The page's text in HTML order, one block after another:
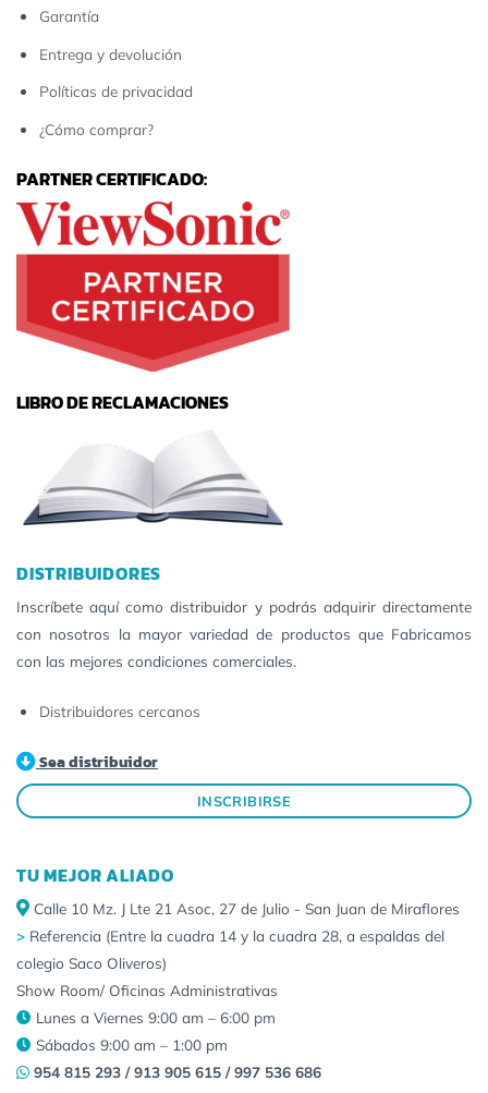
Garantía
Entrega y devolución
Políticas de privacidad
¿Cómo comprar?
PARTNER CERTIFICADO:
LIBRO DE RECLAMACIONES
DISTRIBUIDORES
Inscríbete aquí como distribuidor y podrás adquirir directamente
con nosotros la mayor variedad de productos que Fabricamos
con las mejores condiciones comerciales.
Distribuidores cercanos
Sea distribuidor
INSCRIBIRSE
TU MEJOR ALIADO
Calle 10 Mz. J Lte 21 Asoc, 27 de Julio - San Juan de Miraflores
> Referencia (Entre la cuadra 14 y la cuadra 28, a espaldas del
colegio Saco Oliveros)
Show Room/ Oficinas Administrativas
Lunes a Viernes 9:00 am – 6:00 pm
Sábados 9:00 am – 1:00 pm
954 815 293 / 913 905 615 / 997 536 686